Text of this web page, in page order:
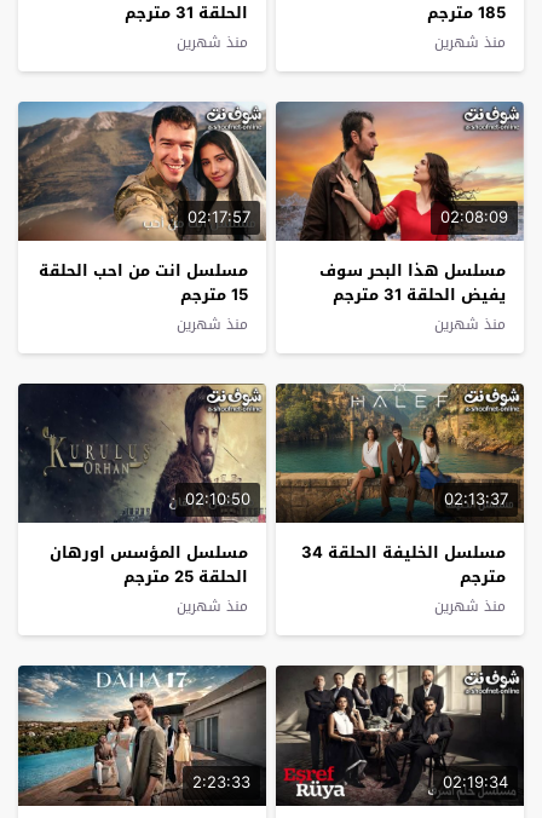
185 مترجم
منذ شهرين
الحلقة 31 مترجم
منذ شهرين
02:08:09
مسلسل هذا البحر سوف
يفيض الحلقة 31 مترجم
منذ شهرين
02:17:57
مسلسل انت من احب الحلقة
15 مترجم
منذ شهرين
02:13:37
مسلسل الخليفة الحلقة 34
مترجم
منذ شهرين
02:10:50
مسلسل المؤسس اورهان
الحلقة 25 مترجم
منذ شهرين
02:19:34
2:23:33